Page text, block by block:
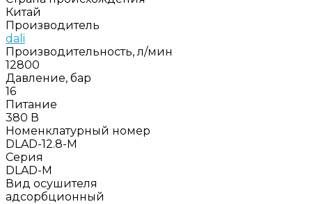
Китай
Производитель
dali
Производительность, л/мин
12800
Давление, бар
16
Питание
380 В
Номенклатурный номер
DLAD-12.8-M
Серия
DLAD-M
Вид осушителя
адсорбционный